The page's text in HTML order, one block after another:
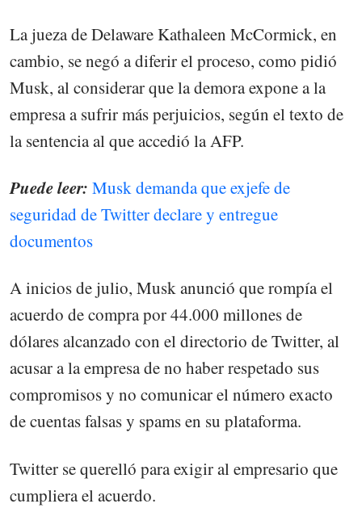
La jueza de Delaware Kathaleen McCormick, en
cambio, se negó a diferir el proceso, como pidió
Musk, al considerar que la demora expone a la
empresa a sufrir más perjuicios, según el texto de
la sentencia al que accedió la AFP.
Puede leer: Musk demanda que exjefe de
seguridad de Twitter declare y entregue
documentos
A inicios de julio, Musk anunció que rompía el
acuerdo de compra por 44.000 millones de
dólares alcanzado con el directorio de Twitter, al
acusar a la empresa de no haber respetado sus
compromisos y no comunicar el número exacto
de cuentas falsas y spams en su plataforma.
Twitter se querelló para exigir al empresario que
cumpliera el acuerdo.